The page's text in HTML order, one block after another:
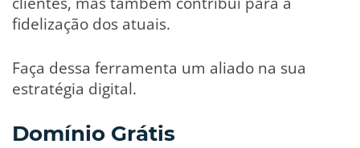
fidelização dos atuais.
Faça dessa ferramenta um aliado na sua
estratégia digital.
Domínio Grátis